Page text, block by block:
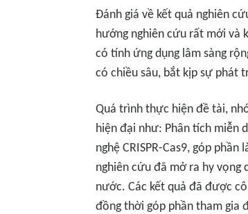
Đánh giá về kết quả nghiên
hướng nghiên cứu rất mới và
có tính ứng dụng lâm sàng
có chiều sâu, bắt kịp sự phát
Quá trình thực hiện đề tài,
hiện đại như: Phân tích miễn
nghệ CRISPR-Cas9, góp
nghiên cứu đã mở ra hy vọng
nước. Các kết quả đã được
đồng thời góp phần tham gia